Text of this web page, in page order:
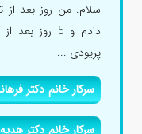
سلام. من روز بعد از
دادم و 5
پریودی ...
سرکار خانم دکتر
سرکار خانم دکتر